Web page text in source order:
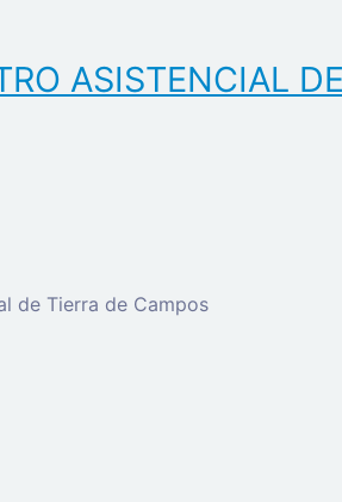
ASISTENCIAL
de Tierra de Campos